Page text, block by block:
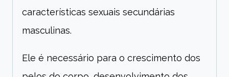
características sexuais secundárias
masculinas.
Ele é necessário para o crescimento dos